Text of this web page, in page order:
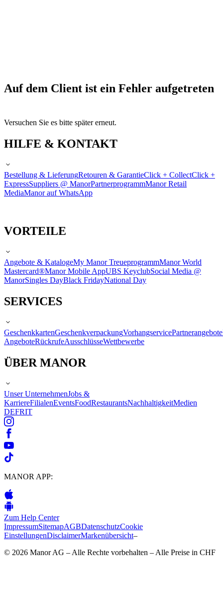
Auf dem Client ist ein Fehler aufgetreten
Versuchen Sie es bitte später erneut.
HILFE & KONTAKT
Bestellung & LieferungRetouren & GarantieClick + CollectClick +
ExpressSuppliers @ ManorPartnerprogrammManor Retail
MediaManor auf WhatsApp
VORTEILE
Angebote & KatalogeMy Manor TreueprogrammManor World
Mastercard®Manor Mobile AppUBS KeyclubSocial Media @
ManorSingles DayBlack FridayNational Day
SERVICES
GeschenkkartenGeschenkverpackungVorhangservicePartnerangebote
AngeboteRückrufeAusschlüsseWettbewerbe
ÜBER MANOR
Unser UnternehmenJobs &
KarriereFilialenEventsFoodRestaurantsNachhaltigkeitMedien
DEFRIT
MANOR APP:
Zum Help Center
ImpressumSitemapAGBDatenschutzCookie
EinstellungenDisclaimerMarkenübersicht–
© 2026 Manor AG – Alle Rechte vorbehalten – Alle Preise in CHF